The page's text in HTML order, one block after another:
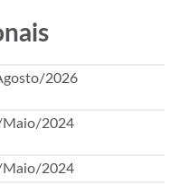
2026
2024
2024